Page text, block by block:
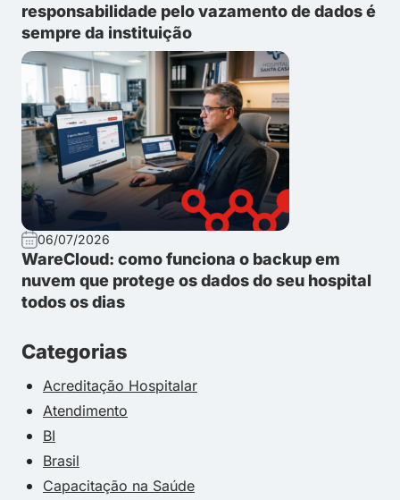
responsabilidade pelo vazamento de dados é
sempre da instituição
06/07/2026
WareCloud: como funciona o backup em
nuvem que protege os dados do seu hospital
todos os dias
Categorias
Acreditação Hospitalar
Atendimento
BI
Brasil
Capacitação na Saúde